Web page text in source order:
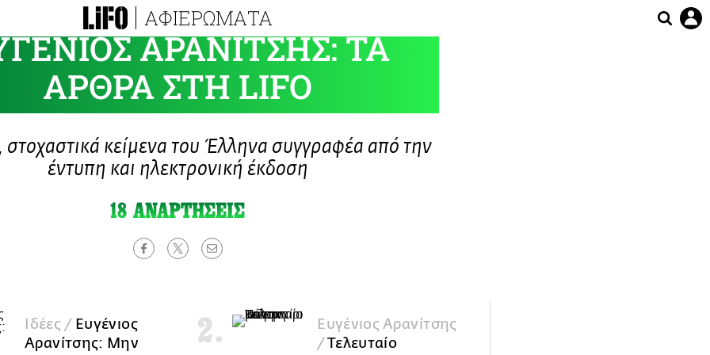
ΑΦΙΕΡΩΜΑΤΑ
ΑΡΑΝΙΤΣΗΣ: ΤΑ
ΑΡΘΡΑ ΣΤΗ LIFO
στοχαστικά κείμενα του Έλληνα συγγραφέα από την
έντυπη και ηλεκτρονική έκδοση
18 ΑΝΑΡΤΗΣΕΙΣ
Ιδέες / Ευγένιος
Αρανίτσης: Μην
Ευγένιος Αρανίτσης
/Τελευταίο